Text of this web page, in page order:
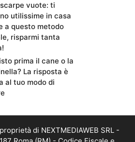
vuote: ti
utilissime in casa
a questo metodo
risparmi tanta
prima il cane o la
La risposta è
al tuo modo di
di NEXTMEDIAWEB SRL -